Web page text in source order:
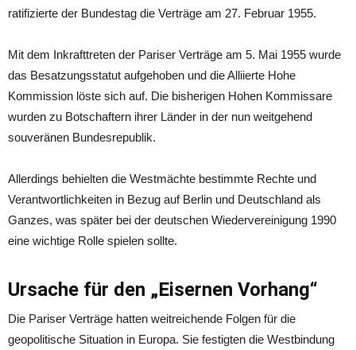
ratifizierte der Bundestag die Verträge am 27. Februar 1955.
Mit dem Inkrafttreten der Pariser Verträge am 5. Mai 1955 wurde
das Besatzungsstatut aufgehoben und die Alliierte Hohe
Kommission löste sich auf. Die bisherigen Hohen Kommissare
wurden zu Botschaftern ihrer Länder in der nun weitgehend
souveränen Bundesrepublik.
Allerdings behielten die Westmächte bestimmte Rechte und
Verantwortlichkeiten in Bezug auf Berlin und Deutschland als
Ganzes, was später bei der deutschen Wiedervereinigung 1990
eine wichtige Rolle spielen sollte.
Ursache für den „Eisernen Vorhang“
Die Pariser Verträge hatten weitreichende Folgen für die
geopolitische Situation in Europa. Sie festigten die Westbindung